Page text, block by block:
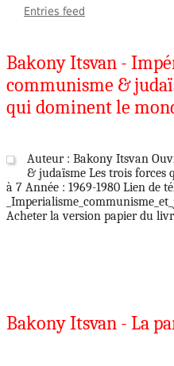
Entries feed
Bakony Itsvan -
communisme &
qui dominent le
Auteur : Bakony Itsvan
& judaïsme Les trois forces
à 7 Année : 1969-1980 Lien de
Acheter la version papier du
Bakony Itsvan - La